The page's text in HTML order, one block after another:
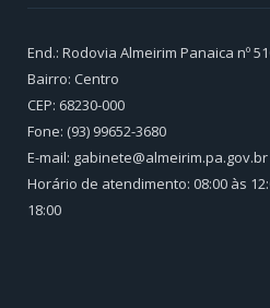
End.: Rodovia Almeirim Panaica nº
Bairro: Centro
CEP: 68230-000
Fone: (93) 99652-3680
E-mail: gabinete@almeirim.pa.gov.br
Horário de atendimento: 08:00 às
18:00